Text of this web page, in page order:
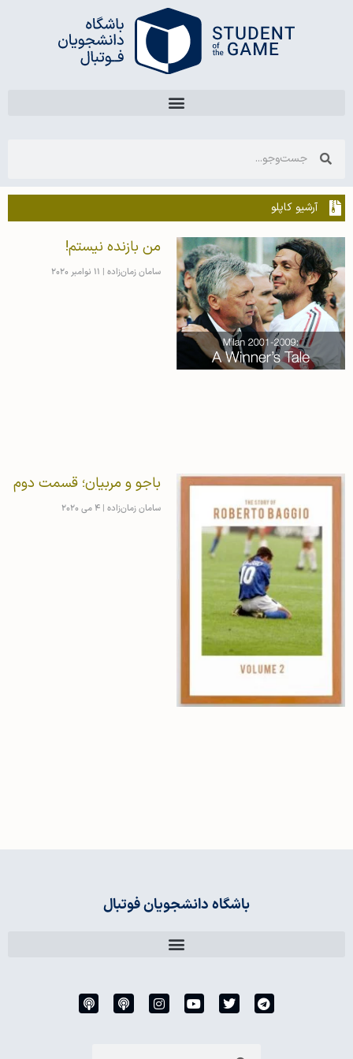
آرشیو کاپلو
من بازنده نیستم!
سامان زمان‌زاده 11 نوامبر 2020
باجو و مربیان؛ قسمت دوم
سامان زمان‌زاده 4 می 2020
باشگاه دانشجویان فوتبال